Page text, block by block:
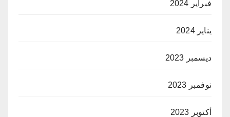
فبراير 2024
يناير 2024
ديسمبر 2023
نوفمبر 2023
أكتوبر 2023